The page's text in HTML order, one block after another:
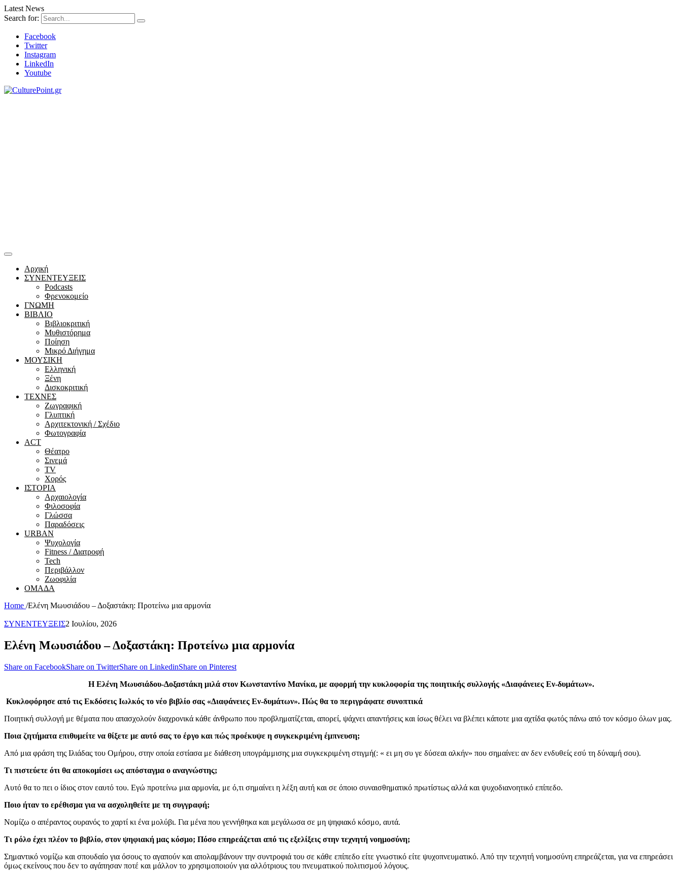
Latest News
Search for:
Facebook
Twitter
Instagram
LinkedIn
Youtube
Αρχική
ΣΥΝΕΝΤΕΥΞΕΙΣ
Podcasts
Φρενοκομείο
ΓΝΩΜΗ
ΒΙΒΛΙΟ
Βιβλιοκριτική
Μυθιστόρημα
Ποίηση
Μικρό Διήγημα
ΜΟΥΣΙΚΗ
Ελληνική
Ξένη
Δισκοκριτική
ΤΕΧΝΕΣ
Ζωγραφική
Γλυπτική
Αρχιτεκτονική / Σχέδιο
Φωτογραφία
ACT
Θέατρο
Σινεμά
ΤV
Χορός
ΙΣΤΟΡΙΑ
Αρχαιολογία
Φιλοσοφία
Γλώσσα
Παραδόσεις
URBAN
Ψυχολογία
Fitness / Διατροφή
Tech
Περιβάλλον
Ζωοφιλία
ΟΜΑΔΑ
Home /Ελένη Μωυσιάδου – Δοξαστάκη: Προτείνω μια αρμονία
ΣΥΝΕΝΤΕΥΞΕΙΣ2 Ιουλίου, 2026
Ελένη Μωυσιάδου – Δοξαστάκη: Προτείνω μια αρμονία
Share on FacebookShare on TwitterShare on LinkedinShare on Pinterest
Η Ελένη Μωυσιάδου-Δοξαστάκη μιλά στον Κωνσταντίνο Μανίκα, με αφορμή την κυκλοφορία της ποιητικής συλλογής «Διαφάνειες Εν-δυμάτων».
Κυκλοφόρησε από τις Εκδόσεις Ιωλκός το νέο βιβλίο σας «Διαφάνειες Εν-δυμάτων». Πώς θα το περιγράφατε συνοπτικά
Ποιητική συλλογή με θέματα που απασχολούν διαχρονικά κάθε άνθρωπο που προβληματίζεται, απορεί, ψάχνει απαντήσεις και ίσως θέλει να βλέπει κάποτε μια αχτίδα φωτός πάνω από τον κόσμο όλων μας.
Ποια ζητήματα επιθυμείτε να θίξετε με αυτό σας το έργο και πώς προέκυψε η συγκεκριμένη έμπνευση;
Από μια φράση της Ιλιάδας του Ομήρου, στην οποία εστίασα με διάθεση υπογράμμισης μια συγκεκριμένη στιγμή(: « ει μη συ γε δύσεαι αλκήν» που σημαίνει: αν δεν ενδυθείς εσύ τη δύναμή σου).
Τι πιστεύετε ότι θα αποκομίσει ως απόσταγμα ο αναγνώστης;
Αυτό θα το πει ο ίδιος στον εαυτό του. Εγώ προτείνω μια αρμονία, με ό,τι σημαίνει η λέξη αυτή και σε όποιο συναισθηματικό πρωτίστως αλλά και ψυχοδιανοητικό επίπεδο.
Ποιο ήταν το ερέθισμα για να ασχοληθείτε με τη συγγραφή;
Νομίζω ο απέραντος ουρανός το χαρτί κι ένα μολύβι. Για μένα που γεννήθηκα και μεγάλωσα σε μη ψηφιακό κόσμο, αυτά.
Τι ρόλο έχει πλέον το βιβλίο, στον ψηφιακή μας κόσμο; Πόσο επηρεάζεται από τις εξελίξεις στην τεχνητή νοημοσύνη;
Σημαντικό νομίζω και σπουδαίο για όσους το αγαπούν και απολαμβάνουν την συντροφιά του σε κάθε επίπεδο είτε γνωστικό είτε ψυχοπνευματικό. Από την τεχνητή νοημοσύνη επηρεάζεται, για να επηρεάσει
όμως εκείνους που δεν το αγάπησαν ποτέ και μάλλον το χρησιμοποιούν για αλλότριους του πνευματικού πολιτισμού λόγους.